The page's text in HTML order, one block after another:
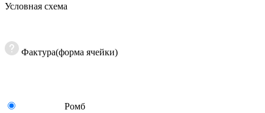
Условная схема
Фактура(форма ячейки)
Ромб